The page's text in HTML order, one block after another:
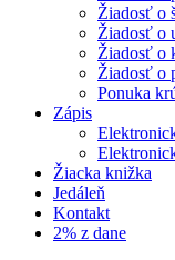
Žiadosť o
Žiadosť o
Žiadosť o
Žiadosť o
Ponuka
Zápis
Žiacka knižka
Jedáleň
Kontakt
2% z dane